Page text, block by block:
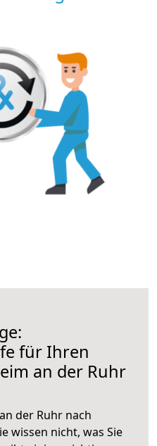
für Ihren
an der Ruhr
der Ruhr nach
wissen nicht, was Sie